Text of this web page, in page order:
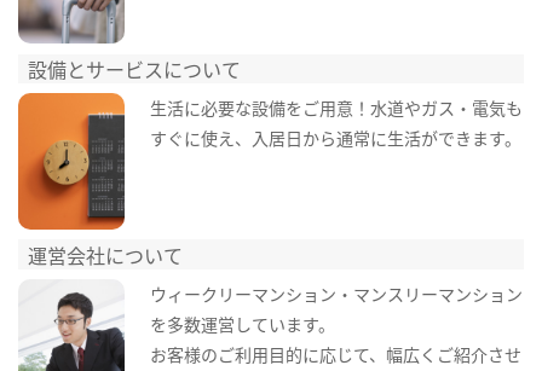
設備とサービスについて
生活に必要な設備をご用意！水道やガス・電気も
すぐに使え、入居日から通常に生活ができます。
運営会社について
ウィークリーマンション・マンスリーマンション
を多数運営しています。
お客様のご利用目的に応じて、幅広くご紹介させ